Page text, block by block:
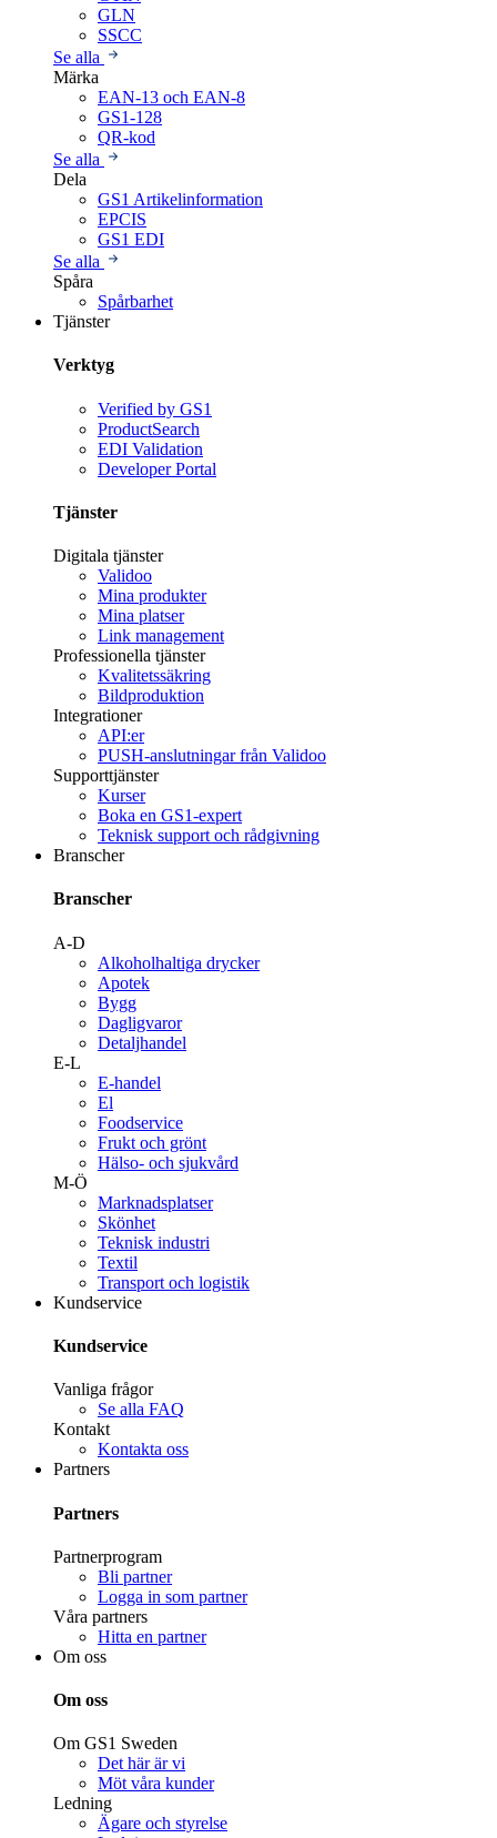
GLN
SSCC
Se alla
Märka
EAN-13 och EAN-8
GS1-128
QR-kod
Se alla
Dela
GS1 Artikelinformation
EPCIS
GS1 EDI
Se alla
Spåra
Spårbarhet
Tjänster
Verktyg
Verified by GS1
ProductSearch
EDI Validation
Developer Portal
Tjänster
Digitala tjänster
Validoo
Mina produkter
Mina platser
Link management
Professionella tjänster
Kvalitetssäkring
Bildproduktion
Integrationer
API:er
PUSH-anslutningar från Validoo
Supporttjänster
Kurser
Boka en GS1-expert
Teknisk support och rådgivning
Branscher
Branscher
A-D
Alkoholhaltiga drycker
Apotek
Bygg
Dagligvaror
Detaljhandel
E-L
E-handel
El
Foodservice
Frukt och grönt
Hälso- och sjukvård
M-Ö
Marknadsplatser
Skönhet
Teknisk industri
Textil
Transport och logistik
Kundservice
Kundservice
Vanliga frågor
Se alla FAQ
Kontakt
Kontakta oss
Partners
Partners
Partnerprogram
Bli partner
Logga in som partner
Våra partners
Hitta en partner
Om oss
Om oss
Om GS1 Sweden
Det här är vi
Möt våra kunder
Ledning
Ägare och styrelse